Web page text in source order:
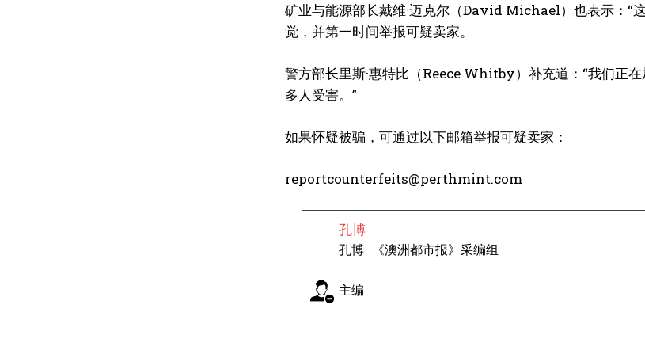
矿业与能源部长戴维·迈克尔（David Michael）也表示：“
觉，并第一时间举报可疑卖家。
警方部长里斯·惠特比（Reece Whitby）补充道：“我们正
多人受害。”
如果怀疑被骗，可通过以下邮箱举报可疑卖家：
reportcounterfeits@perthmint.com
孔博
孔博 |《澳洲都市报》采编组
主编